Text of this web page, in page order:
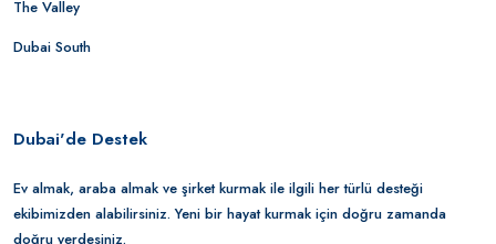
The Valley
Dubai South
Dubai'de Destek
Ev almak, araba almak ve şirket kurmak ile ilgili her türlü desteği
ekibimizden alabilirsiniz. Yeni bir hayat kurmak için doğru zamanda
doğru yerdesiniz.